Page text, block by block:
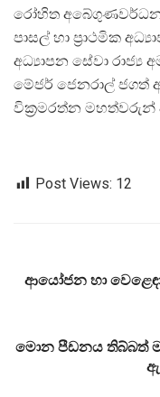
රෝහිත අබේගුණවර්ධන
පාසල් හා ප්‍රාථමික
අධ්‍යාපන සේවා රාජ්‍ය
මේජර් ජෙනරාල්
වික්‍රමරත්න මහත්වරුන්
Post Views: 12
ආයෝජන හා
මොන පීඩනය තිබ්බත්